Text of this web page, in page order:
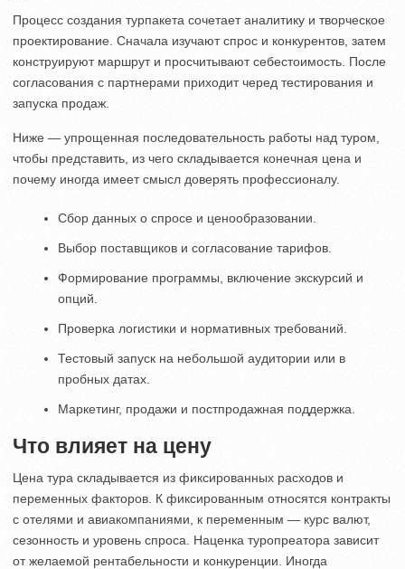
Процесс создания турпакета сочетает аналитику и творческое
проектирование. Сначала изучают спрос и конкурентов, затем
конструируют маршрут и просчитывают себестоимость. После
согласования с партнерами приходит черед тестирования и
запуска продаж.
Ниже — упрощенная последовательность работы над туром,
чтобы представить, из чего складывается конечная цена и
почему иногда имеет смысл доверять профессионалу.
Сбор данных о спросе и ценообразовании.
Выбор поставщиков и согласование тарифов.
Формирование программы, включение экскурсий и
опций.
Проверка логистики и нормативных требований.
Тестовый запуск на небольшой аудитории или в
пробных датах.
Маркетинг, продажи и постпродажная поддержка.
Что влияет на цену
Цена тура складывается из фиксированных расходов и
переменных факторов. К фиксированным относятся контракты
с отелями и авиакомпаниями, к переменным — курс валют,
сезонность и уровень спроса. Наценка туропреатора зависит
от желаемой рентабельности и конкуренции. Иногда